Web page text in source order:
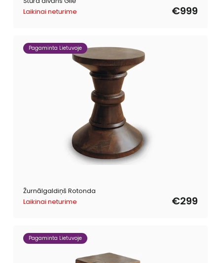
Laikinai neturime
€999
Pagaminta Lietuvoje
Žurnālgaldiņš Rotonda
Laikinai neturime
€299
Pagaminta Lietuvoje